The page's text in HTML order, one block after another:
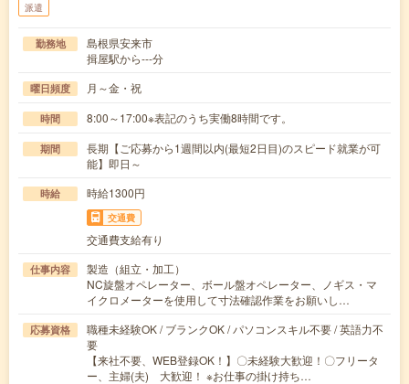
派遣
勤務地
島根県安来市
揖屋駅から---分
曜日頻度 月～金・祝
時間 8:00～17:00※表記のうち実働8時間です。
期間
長期【ご応募から1週間以内(最短2日目)のスピード就業が可
能】即日～
時給 時給1300円
交通費
交通費支給有り
仕事内容
製造（組立・加工）
NC旋盤オペレーター、ボール盤オペレーター、ノギス・マ
イクロメーターを使用して寸法確認作業をお願いし…
応募資格
職種未経験OK / ブランクOK / パソコンスキル不要 / 英語力不
要
【来社不要、WEB登録OK！】〇未経験大歓迎！〇フリータ
ー、主婦(夫) 大歓迎！ ※お仕事の掛け持ち…